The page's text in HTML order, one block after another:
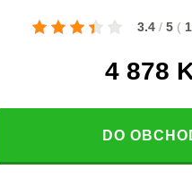
3.4 / 5 (
4 878
DO